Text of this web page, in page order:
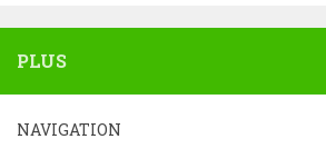
PLUS
NAVIGATION